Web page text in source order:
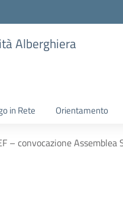
Alberghiera
in Rete Orientamento
– convocazione Assemblea